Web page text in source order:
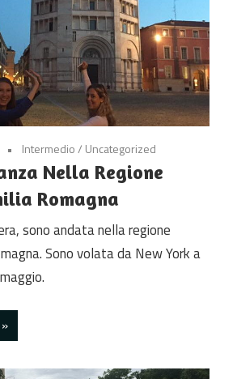
Intermedio/ Uncategorized
Nella Regione
Romagna
sono andata nella regione
Sono volata da New York a